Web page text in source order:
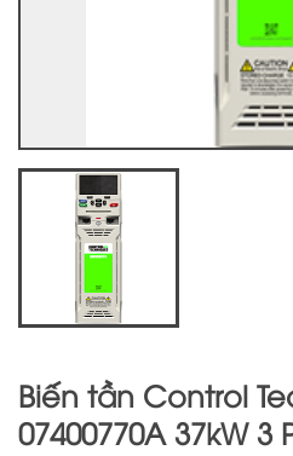
Biến tần Control
07400770A 37kW 3